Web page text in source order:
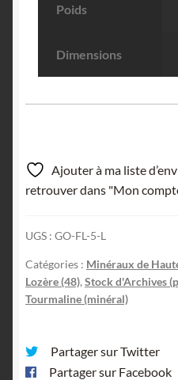
Poids
Dimensions
Ajouter à ma liste
retrouver dans "Mon
UGS : GO-FL-5-L
Catégories : Minéraux de
Lozère (48), Stock d'Archives
Tourmaline (minéral)
Partager sur Twitter
Partager sur Facebook